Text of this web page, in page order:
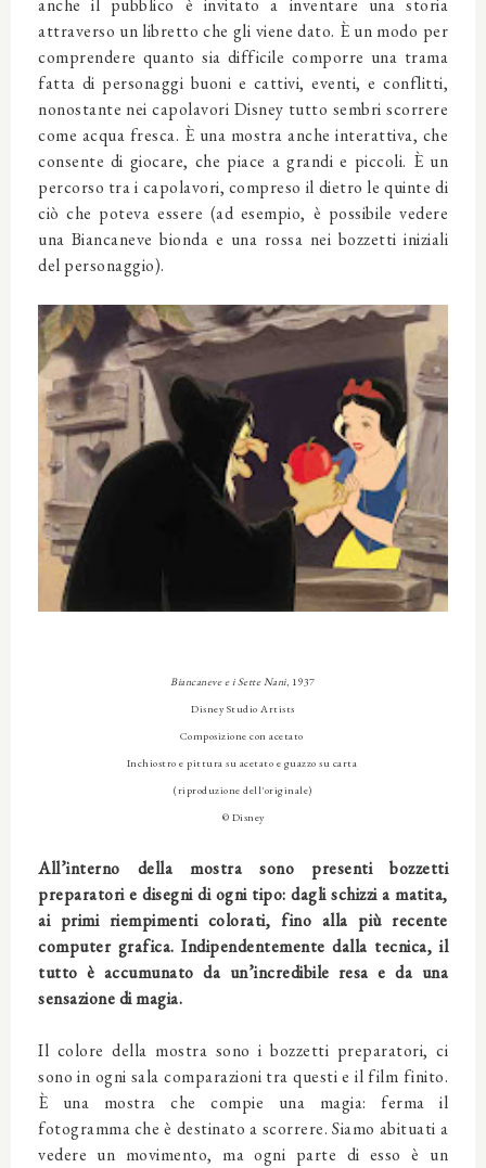
anche il pubblico è invitato a inventare una storia
attraverso un libretto che gli viene dato. È un modo per
comprendere quanto sia difficile comporre una trama
fatta di personaggi buoni e cattivi, eventi, e conflitti,
nonostante nei capolavori Disney tutto sembri scorrere
come acqua fresca. È una mostra anche interattiva, che
consente di giocare, che piace a grandi e piccoli. È un
percorso tra i capolavori, compreso il dietro le quinte di
ciò che poteva essere (ad esempio, è possibile vedere
una Biancaneve bionda e una rossa nei bozzetti iniziali
del personaggio).
Biancaneve e i Sette Nani, 1937
Disney Studio Artists
Composizione con acetato
Inchiostro e pittura su acetato e guazzo su carta
(riproduzione dell'originale)
© Disney
All’interno della mostra sono presenti bozzetti
preparatori e disegni di ogni tipo: dagli schizzi a matita,
ai primi riempimenti colorati, fino alla più recente
computer grafica. Indipendentemente dalla tecnica, il
tutto è accumunato da un’incredibile resa e da una
sensazione di magia.
Il colore della mostra sono i bozzetti preparatori, ci
sono in ogni sala comparazioni tra questi e il film finito.
È una mostra che compie una magia: ferma il
fotogramma che è destinato a scorrere. Siamo abituati a
vedere un movimento, ma ogni parte di esso è un